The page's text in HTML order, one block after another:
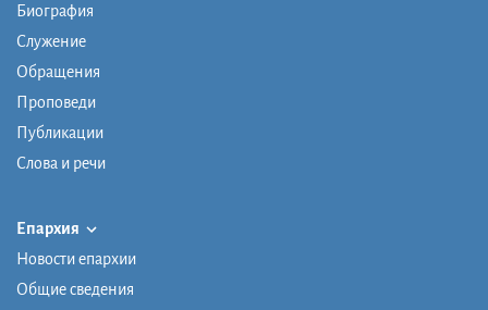
Биография
Служение
Обращения
Проповеди
Публикации
Слова и речи
Епархия
Новости епархии
Общие сведения